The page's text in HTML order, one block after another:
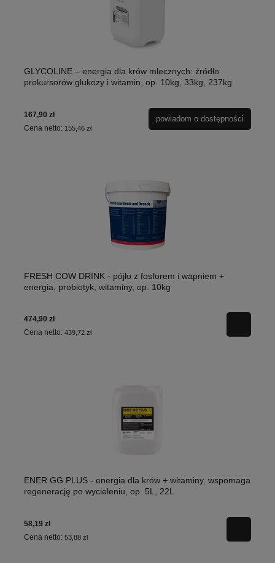
GLYCOLINE – energia dla krów mlecznych: źródło
prekursorów glukozy i witamin, op. 10kg, 33kg, 237kg
167,90 zł
Cena netto: 155,46 zł
powiadom o dostępności
FRESH COW DRINK - pójło z fosforem i wapniem +
energia, probiotyk, witaminy, op. 10kg
474,90 zł
Cena netto: 439,72 zł
ENER GG PLUS - energia dla krów + witaminy, wspomaga
regenerację po wycieleniu, op. 5L, 22L
58,19 zł
Cena netto: 53,88 zł